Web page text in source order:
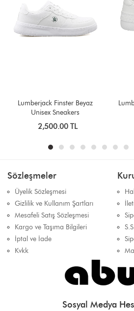
Lumberjack Freya Beyaz Unisex
Sneakers
2,600.00 TL
Sözleşmeler
Üyelik Sözleşmesi
Gizlilik ve Kullanım Şartları
Mesafeli Satış Sözleşmesi
Kargo ve Taşıma Bilgileri
İptal ve İade
Kvkk
Sosyal Medya